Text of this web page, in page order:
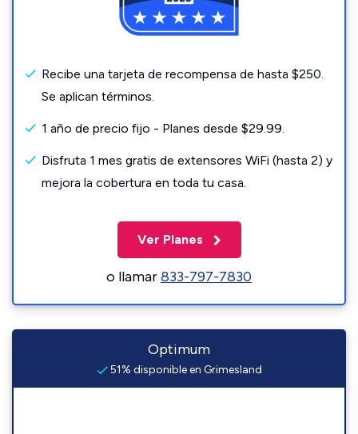
Recibe una tarjeta de recompensa de hasta $250.
Se aplican términos.
1 año de precio fijo - Planes desde $29.99.
Disfruta 1 mes gratis de extensores WiFi (hasta 2) y
mejora la cobertura en toda tu casa.
Ver Planes
o llamar833-797-7830
Optimum
51% disponible en Grimesland